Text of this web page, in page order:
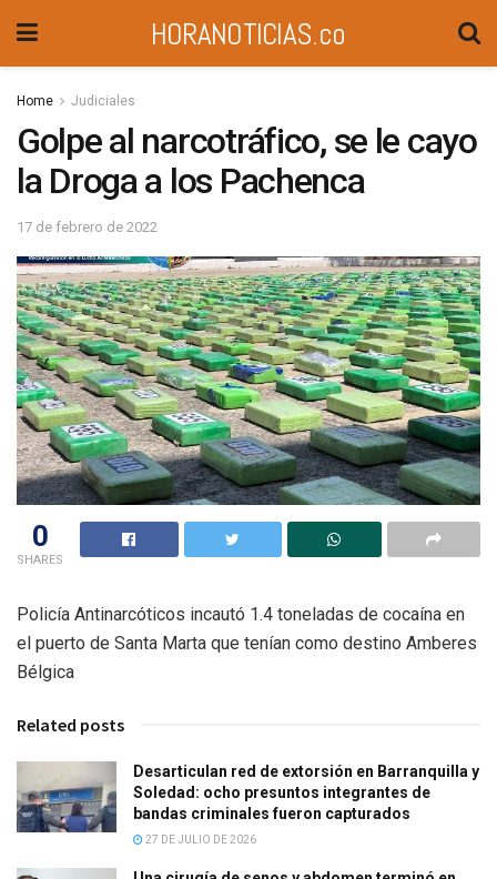
HORANOTICIAS.co
Home Judiciales
Golpe al narcotráfico, se le cayo
la Droga a los Pachenca
17 de febrero de 2022
0
SHARES
Policía Antinarcóticos incautó 1.4 toneladas de cocaína en
el puerto de Santa Marta que tenían como destino Amberes
Bélgica
Related posts
Desarticulan red de extorsión en Barranquilla y
Soledad: ocho presuntos integrantes de
bandas criminales fueron capturados
27 DE JULIO DE 2026